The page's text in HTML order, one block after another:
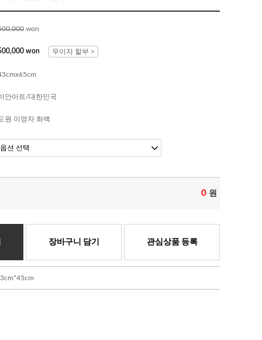
won
won 무이자 할부 >
안아트/대한민국
원 이영자 화백
0 원
장바구니 담기 관심상품 등록